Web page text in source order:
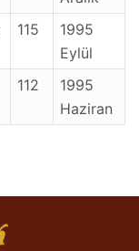
115
1995
Eylül
112
1995
Haziran